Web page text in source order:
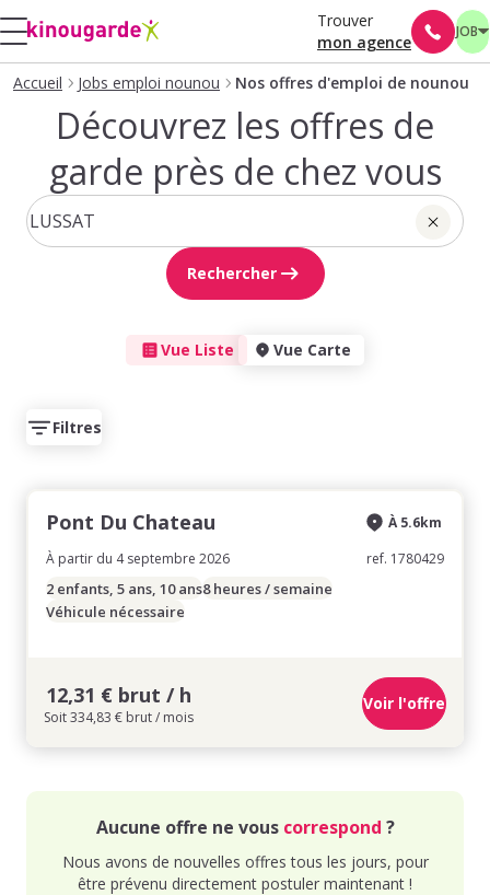
Trouver
mon agence
JOB
Accueil Jobs emploi nounou Nos offres d'emploi de nounou
Découvrez les offres de
garde près de chez vous
Rechercher
Vue Liste Vue Carte
Filtres
Pont Du Chateau
À partir du 4 septembre 2026
À 5.6km
ref. 1780429
2 enfants, 5 ans, 10 ans8 heures / semaine
Véhicule nécessaire
12,31 € brut / h
Soit 334,83 € brut / mois
Voir l'offre
Aucune offre ne vous correspond ?
Nous avons de nouvelles offres tous les jours, pour
être prévenu directement postuler maintenant !